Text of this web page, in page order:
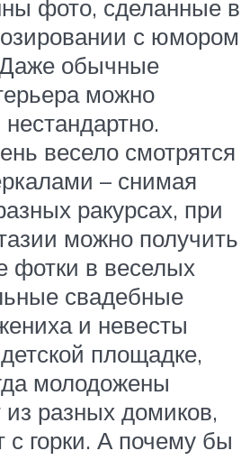
фото, сделанные в
с юмором
обычные
можно
весело смотрятся
– снимая
ракурсах, при
можно получить
фотки в веселых
свадебные
и невесты
площадке,
молодожены
разных домиков,
горки. А почему бы